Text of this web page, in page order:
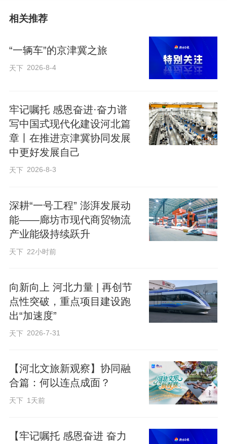
4000万元。成功组建省级“金属软磁复合材
料”创新联合体，推动企业与京津高校、科
研机构开展密切合作，加快核心技术攻关
和重大成果转化。推动固安翌光科技有限
器件研究和应用”项目列入“十四五”国家重
点研发计划，争取资金1800万元。
聚焦产业提质建造高质量产业链。推进“物
流+科技”协同发展，廊坊市围绕现代商贸
达到37家，2024年研发投入超2亿元。组
织开展“院士专家廊坊行”现代商贸物流专场
等3场对接活动，达成合作意向12项。助力
技术研究院建成运行，全力开展“算力基础
设施、算力生态、行业应用”科技研发，推
动全省算力数据、算法协同应用；着力推
动燕郊高新区“新型电子元器件及设备制造
地”两个国家级集群(基地)建设，聚集科技
企业200余家，实现营业收入超200亿元。
支持县域特色产业高质量发展，针对不同
廊坊”北、中、南专场科技成果对接活动，
相关推荐
“一辆车”的京津冀之旅
天下 2026-8-4
牢记嘱托 感恩奋进·奋力谱
写中国式现代化建设河北篇
章丨在推进京津冀协同发展
中更好发展自己
天下 2026-8-3
深耕“一号工程” 澎湃发展动
能——廊坊市现代商贸物流
产业能级持续跃升
天下 22小时前
向新向上 河北力量 | 再创节
点性突破，重点项目建设跑
出“加速度”
天下 2026-7-31
【河北文旅新观察】协同融
合篇：何以连点成面？
天下 1天前
【牢记嘱托 感恩奋进 奋力